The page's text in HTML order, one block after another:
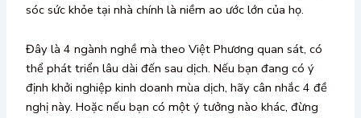
sóc sức khỏe tại nhà chính là niềm ao ước lớn của họ.
Đây là 4 ngành nghề mà theo Việt Phương quan sát, có
thể phát triển lâu dài đến sau dịch. Nếu bạn đang có ý
định khởi nghiệp kinh doanh mùa dịch, hãy cân nhắc 4 đề
nghị này. Hoặc nếu bạn có một ý tưởng nào khác, đừng